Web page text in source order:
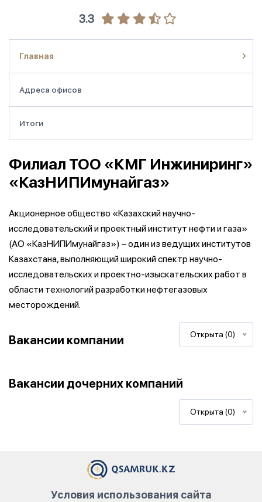
3.3
Главная
Адреса офисов
Итоги
Филиал ТОО «КМГ Инжиниринг»
«КазНИПИмунайгаз»
Акционерное общество «Казахский научно-
исследовательский и проектный институт нефти и газа»
(АО «КазНИПИмунайгаз») – один из ведущих институтов
Казахстана, выполняющий широкий спектр научно-
исследовательских и проектно-изыскательских работ в
области технологий разработки нефтегазовых
месторождений.
Вакансии компании Открыта (0)
Вакансии дочерних компаний
Открыта (0)
Условия использования сайта